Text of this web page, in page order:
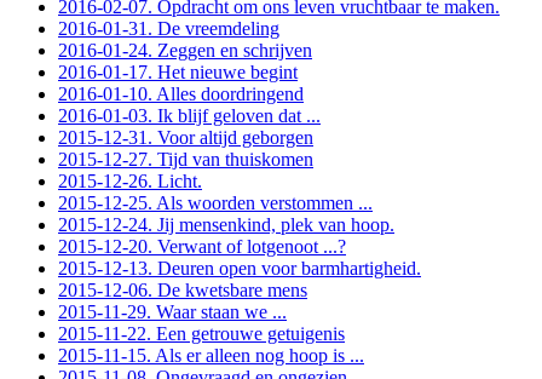
2016-02-07. Opdracht om ons leven vruchtbaar te maken.
2016-01-31. De vreemdeling
2016-01-24. Zeggen en schrijven
2016-01-17. Het nieuwe begint
2016-01-10. Alles doordringend
2016-01-03. Ik blijf geloven dat ...
2015-12-31. Voor altijd geborgen
2015-12-27. Tijd van thuiskomen
2015-12-26. Licht.
2015-12-25. Als woorden verstommen ...
2015-12-24. Jij mensenkind, plek van hoop.
2015-12-20. Verwant of lotgenoot ...?
2015-12-13. Deuren open voor barmhartigheid.
2015-12-06. De kwetsbare mens
2015-11-29. Waar staan we ...
2015-11-22. Een getrouwe getuigenis
2015-11-15. Als er alleen nog hoop is ...